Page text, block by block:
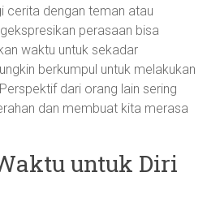
cerita dengan teman atau
perasaan bisa
waktu untuk sekadar
berkumpul untuk melakukan
dari orang lain sering
dan membuat kita merasa
untuk Diri